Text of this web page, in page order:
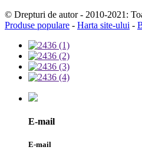
© Drepturi de autor - 2010-2021:
Produse populare - Harta site-ului -
E-mail
E-mail